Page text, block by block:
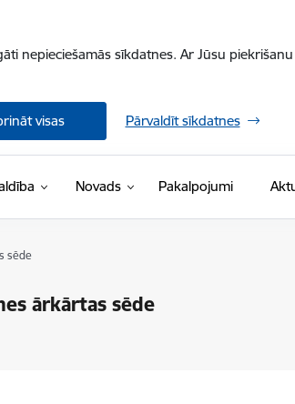
nepieciešamās sīkdatnes. Ar Jūsu
visas Pārvaldīt sīkdatnes
Novads Pakalpojumi
sēde
ārkārtas sēde